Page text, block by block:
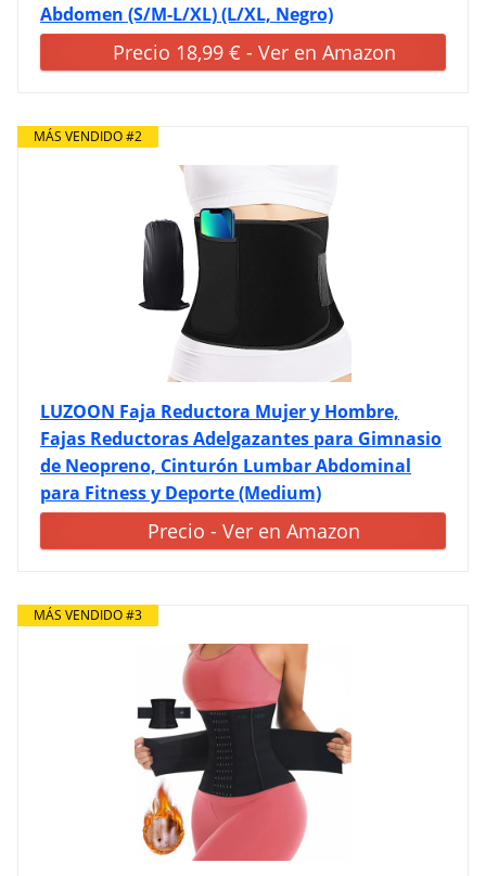
Abdomen (S/M-L/XL) (L/XL, Negro)
Precio 18,99 € - Ver en Amazon
MÁS VENDIDO #2
LUZOON Faja Reductora Mujer y Hombre,
Fajas Reductoras Adelgazantes para Gimnasio
de Neopreno, Cinturón Lumbar Abdominal
para Fitness y Deporte (Medium)
Precio - Ver en Amazon
MÁS VENDIDO #3